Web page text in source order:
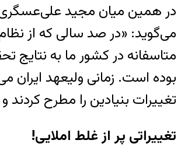
در همین میان مجید علی‌عسگری،
می‌گوید: «در صد سالی که از
متاسفانه در کشور ما به
بوده است. زمانی ولیعهد ایران
تغییرات بنیادین را مطرح کردند و زمانی بحث ۶،۳،۳ به راه افتاده که اصلا مشخص نیست این
تغییراتی پر از غلط املایی!